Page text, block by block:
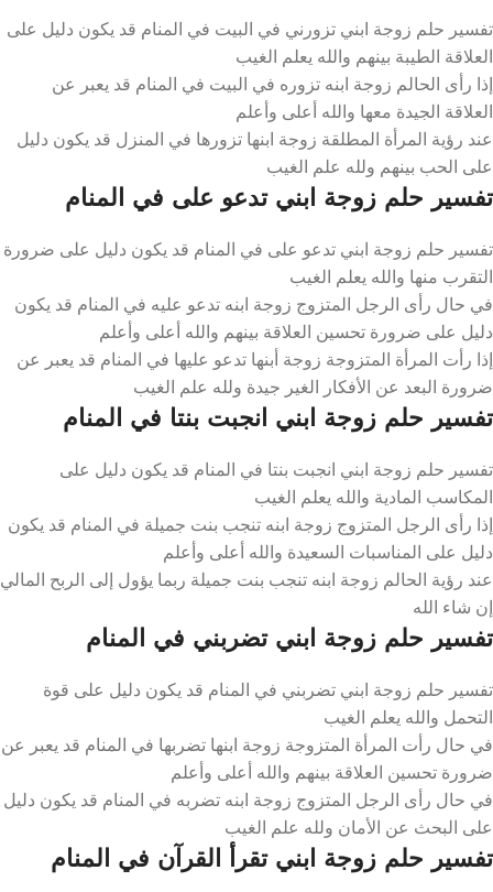
تفسير حلم زوجة ابني تزورني في البيت في المنام قد يكون دليل على
العلاقة الطيبة بينهم والله يعلم الغيب
إذا رأى الحالم زوجة ابنه تزوره في البيت في المنام قد يعبر عن
العلاقة الجيدة معها والله أعلى وأعلم
عند رؤية المرأة المطلقة زوجة ابنها تزورها في المنزل قد يكون دليل
على الحب بينهم ولله علم الغيب
تفسير حلم زوجة ابني تدعو على في المنام
تفسير حلم زوجة ابني تدعو على في المنام قد يكون دليل على ضرورة
التقرب منها والله يعلم الغيب
في حال رأى الرجل المتزوج زوجة ابنه تدعو عليه في المنام قد يكون
دليل على ضرورة تحسين العلاقة بينهم والله أعلى وأعلم
إذا رأت المرأة المتزوجة زوجة أبنها تدعو عليها في المنام قد يعبر عن
ضرورة البعد عن الأفكار الغير جيدة ولله علم الغيب
تفسير حلم زوجة ابني انجبت بنتا في المنام
تفسير حلم زوجة ابني انجبت بنتا في المنام قد يكون دليل على
المكاسب المادية والله يعلم الغيب
إذا رأى الرجل المتزوج زوجة ابنه تنجب بنت جميلة في المنام قد يكون
دليل على المناسبات السعيدة والله أعلى وأعلم
عند رؤية الحالم زوجة ابنه تنجب بنت جميلة ربما يؤول إلى الربح المالي
إن شاء الله
تفسير حلم زوجة ابني تضربني في المنام
تفسير حلم زوجة ابني تضربني في المنام قد يكون دليل على قوة
التحمل والله يعلم الغيب
في حال رأت المرأة المتزوجة زوجة ابنها تضربها في المنام قد يعبر عن
ضرورة تحسين العلاقة بينهم والله أعلى وأعلم
في حال رأى الرجل المتزوج زوجة ابنه تضربه في المنام قد يكون دليل
على البحث عن الأمان ولله علم الغيب
تفسير حلم زوجة ابني تقرأ القرآن في المنام